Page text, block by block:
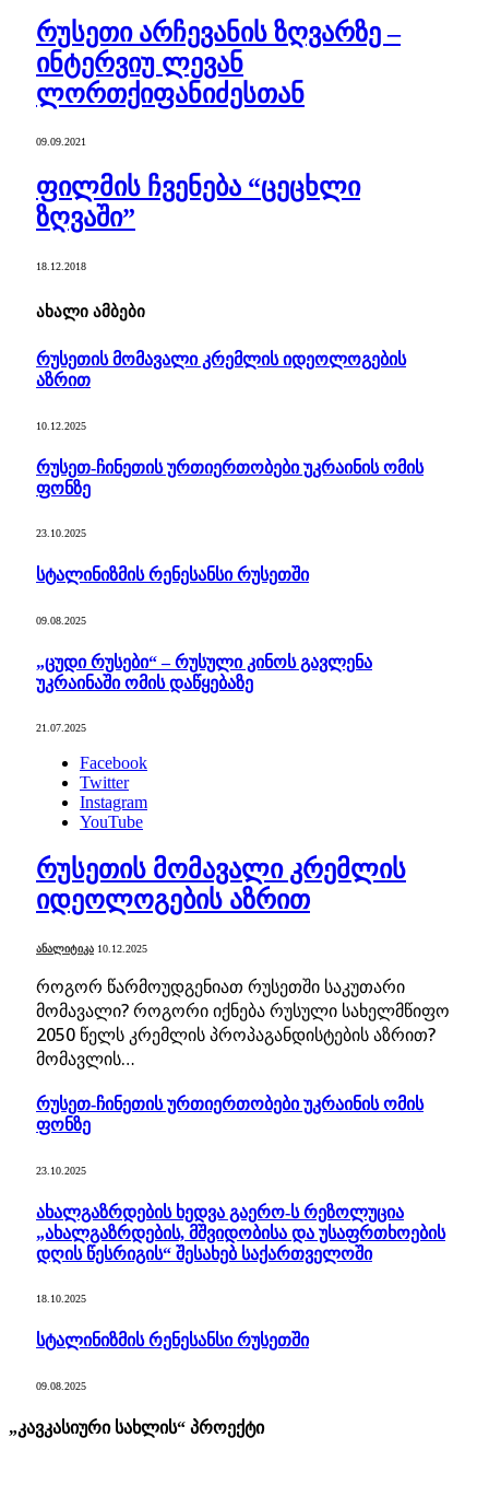
რუსეთი არჩევანის ზღვარზე –
ინტერვიუ ლევან
ლორთქიფანიძესთან
09.09.2021
ფილმის ჩვენება “ცეცხლი
ზღვაში”
18.12.2018
ახალი ამბები
რუსეთის მომავალი კრემლის იდეოლოგების
აზრით
10.12.2025
რუსეთ-ჩინეთის ურთიერთობები უკრაინის ომის
ფონზე
23.10.2025
სტალინიზმის რენესანსი რუსეთში
09.08.2025
„ცუდი რუსები“ – რუსული კინოს გავლენა
უკრაინაში ომის დაწყებაზე
21.07.2025
Facebook
Twitter
Instagram
YouTube
რუსეთის მომავალი კრემლის
იდეოლოგების აზრით
ᲐᲜᲐᲚᲘᲢᲘᲙᲐ 10.12.2025
როგორ წარმოუდგენიათ რუსეთში საკუთარი
მომავალი? როგორი იქნება რუსული სახელმწიფო
2050 წელს კრემლის პროპაგანდისტების აზრით?
მომავლის…
რუსეთ-ჩინეთის ურთიერთობები უკრაინის ომის
ფონზე
23.10.2025
ახალგაზრდების ხედვა გაერო-ს რეზოლუცია
„ახალგაზრდების, მშვიდობისა და უსაფრთხოების
დღის წესრიგის“ შესახებ საქართველოში
18.10.2025
სტალინიზმის რენესანსი რუსეთში
09.08.2025
„კავკასიური სახლის“ პროექტი